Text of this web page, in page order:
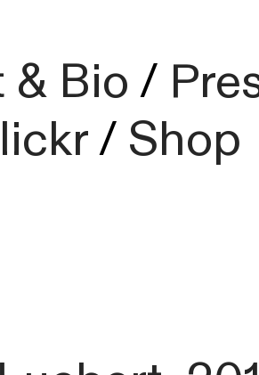
Bio/
/ Shop